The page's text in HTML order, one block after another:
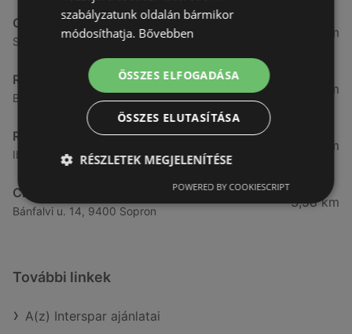
CBA
Somfalvi u. 14., 9400 Sopron
3,31 km
Reál
Besenyő u. 16., 9400 Sopron
3,32 km
Reál
Ibolya út 15., 9400 Sopron
3,41 km
CBA
Bánfalvi u. 14, 9400 Sopron
3,58 km
További linkek
A(z) Interspar ajánlatai
szabályzatunk oldalán bármikor
módosíthatja. Bővebben
ÖSSZES ELFOGADÁSA
ÖSSZES ELUTASÍTÁSA
RÉSZLETEK MEGJELENÍTÉSE
POWERED BY COOKIESCRIPT